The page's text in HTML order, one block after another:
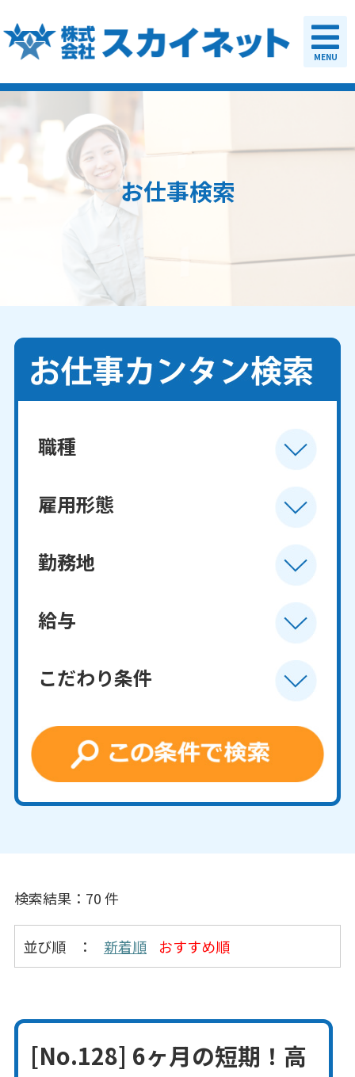
MENU
お仕事検索
職種
雇用形態
勤務地
給与
こだわり条件
検索結果：70 件
並び順 ： 新着順 おすすめ順
[No.128] 6ヶ月の短期！高